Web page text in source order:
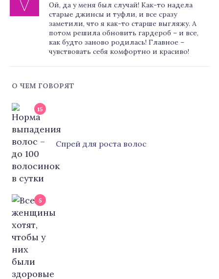
Ой, да у меня был случай! Как-то надела
старые джинсы и туфли, и все сразу
заметили, что я как-то старше выгляжу. А
потом решила обновить гардероб – и все,
как будто заново родилась! Главное –
чувствовать себя комфортно и красиво!
О ЧЕМ ГОВОРЯТ
15
Cпрей для роста волос
5